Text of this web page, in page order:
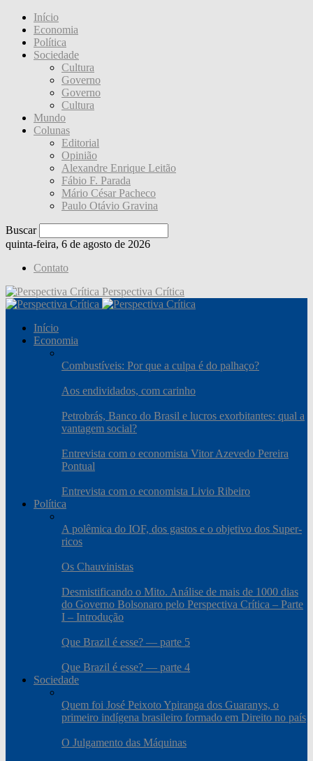
Início
Economia
Política
Sociedade
Cultura
Governo
Governo
Cultura
Mundo
Colunas
Editorial
Opinião
Alexandre Enrique Leitão
Fábio F. Parada
Mário César Pacheco
Paulo Otávio Gravina
Buscar
quinta-feira, 6 de agosto de 2026
Contato
Perspectiva Crítica
Início
Economia
Combustíveis: Por que a culpa é do palhaço?
Aos endividados, com carinho
Petrobrás, Banco do Brasil e lucros exorbitantes: qual a
vantagem social?
Entrevista com o economista Vitor Azevedo Pereira
Pontual
Entrevista com o economista Livio Ribeiro
Política
A polêmica do IOF, dos gastos e o objetivo dos Super-
ricos
Os Chauvinistas
Desmistificando o Mito. Análise de mais de 1000 dias
do Governo Bolsonaro pelo Perspectiva Crítica – Parte
I – Introdução
Que Brazil é esse? — parte 5
Que Brazil é esse? — parte 4
Sociedade
Quem foi José Peixoto Ypiranga dos Guaranys, o
primeiro indígena brasileiro formado em Direito no país
O Julgamento das Máquinas